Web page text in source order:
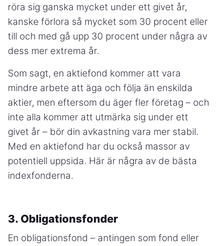
röra sig ganska mycket under ett givet år,
kanske förlora så mycket som 30 procent eller
till och med gå upp 30 procent under några av
dess mer extrema år.
Som sagt, en aktiefond kommer att vara
mindre arbete att äga och följa än enskilda
aktier, men eftersom du äger fler företag – och
inte alla kommer att utmärka sig under ett
givet år – bör din avkastning vara mer stabil.
Med en aktiefond har du också massor av
potentiell uppsida. Här är några av de bästa
indexfonderna.
3. Obligationsfonder
En obligationsfond – antingen som fond eller